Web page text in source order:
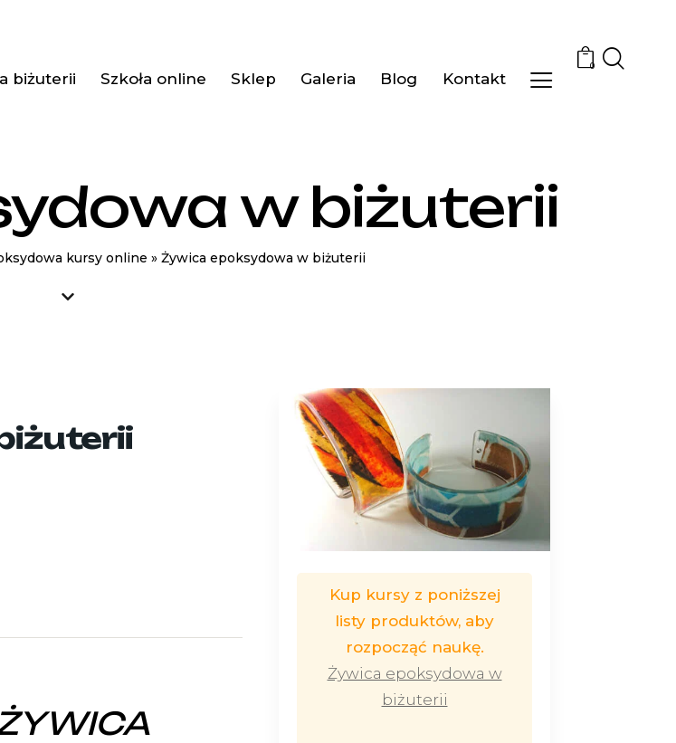
biżuterii Szkoła online Sklep Galeria Blog Kontakt
0
w biżuterii
kursy online » Żywica epoksydowa w biżuterii
Kup kursy z poniższej
listy produktów, aby
rozpocząć naukę.
Żywica epoksydowa w
biżuterii